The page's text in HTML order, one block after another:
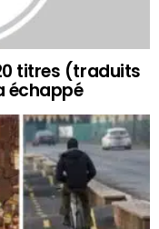
titres (traduits
échappé